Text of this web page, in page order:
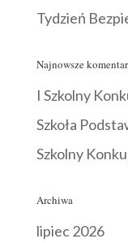
Tydzień
Najnowsze
I Szkolny
Szkoła
Szkolny
Archiwa
lipiec 2026